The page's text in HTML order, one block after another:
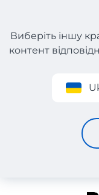
Реєстрація
Виберіть іншу
контент
Brasty